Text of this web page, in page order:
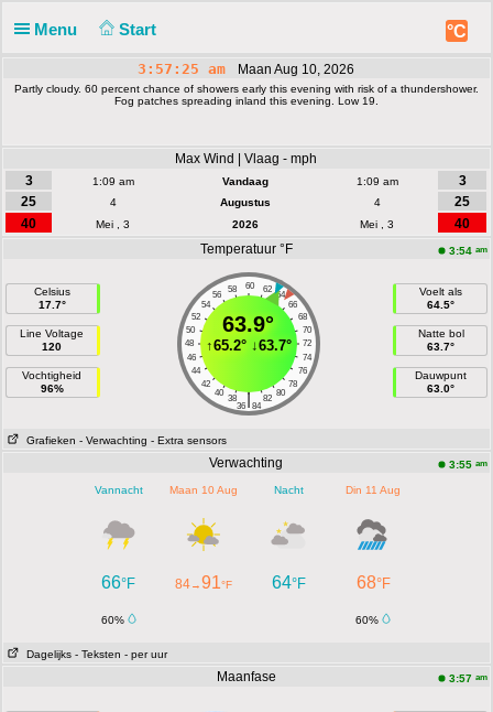
Menu Start °C
3:57:25 am Maan Aug 10, 2026
Partly cloudy. 60 percent chance of showers early this evening with risk of a thundershower.
Fog patches spreading inland this evening. Low 19.
Max Wind | Vlaag - mph
3
1:09 am Vandaag 1:09 am
3
25
4 Augustus 4
25
40
Mei , 3 2026 Mei , 3
40
Temperatuur °F
3:54 am
Celsius
17.7°
Line Voltage
120
Vochtigheid
96%
60
58 62
56
64
54
66
52
68
50
70
48
72
46
74
44
76
42
78
40
80
38 82
|
36 84
63.9°
↑65.2°↓63.7°
Voelt als
64.5°
Natte bol
63.7°
Dauwpunt
63.0°
Grafieken - Verwachting - Extra sensors
Verwachting 3:55 am
Vannacht Maan 10 Aug Nacht Din 11 Aug
66°F 84→91°F 64°F 68°F
60% 60%
Dagelijks - Teksten - per uur
Maanfase 3:57 am